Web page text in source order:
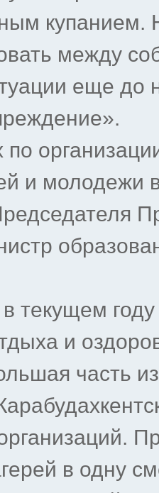
купанием.
между
еще
и молодежи
текущем
и
часть
в одну